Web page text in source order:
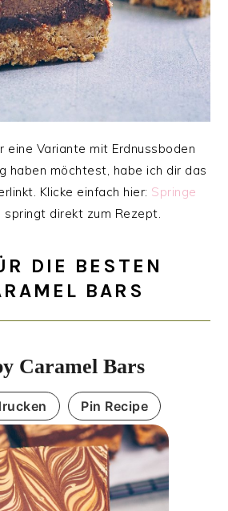
eine Variante mit Erdnussboden
haben möchtest, habe ich dir das
Klicke einfach hier: Springe
springt direkt zum Rezept.
DIE BESTEN
BARS
Caramel Bars
Pin Recipe